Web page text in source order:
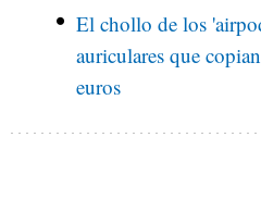
El chollo de los
auriculares que
euros